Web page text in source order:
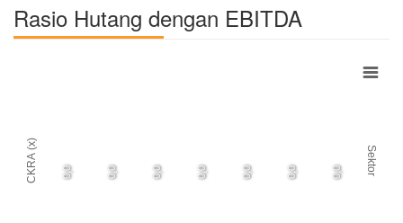
Rasio Hutang dengan EBITDA
CKRA (x) Sektor
0,0 0,0 0,0 0,0 0,0 0,0 0,0